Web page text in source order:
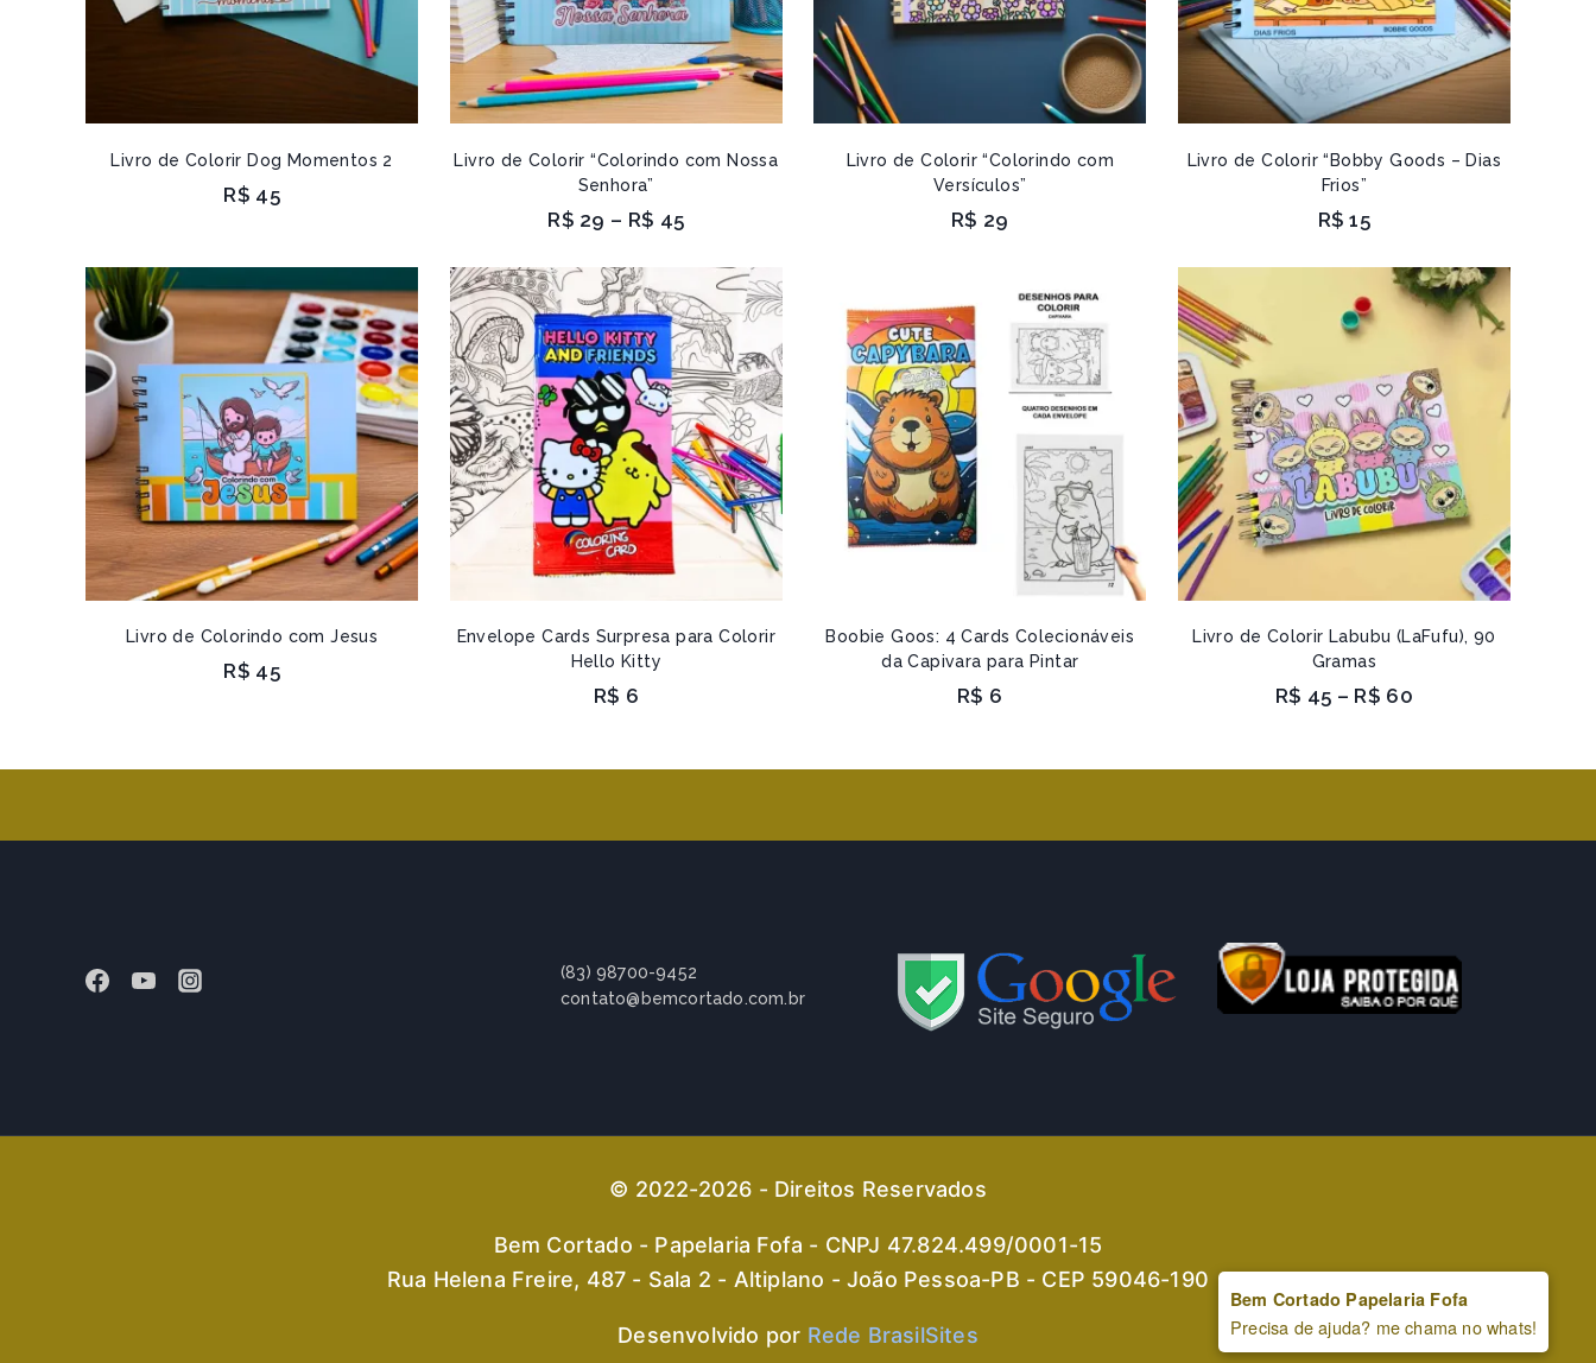
Livro de Colorir Dog Momentos 2
R$ 45
Livro de Colorir “Colorindo com Nossa
Senhora”
R$ 29 – R$ 45
Livro de Colorir “Colorindo com
Versículos”
R$ 29
Livro de Colorir “Bobby Goods – Dias
Frios”
R$ 15
Livro de Colorindo com Jesus
R$ 45
Envelope Cards Surpresa para Colorir
Hello Kitty
R$ 6
Boobie Goos: 4 Cards Colecionáveis
da Capivara para Pintar
R$ 6
Livro de Colorir Labubu (LaFufu), 90
Gramas
R$ 45 – R$ 60
(83) 98700-9452
contato@bemcortado.com.br
© 2022-2026 - Direitos Reservados
Bem Cortado - Papelaria Fofa - CNPJ 47.824.499/0001-15
Rua Helena Freire, 487 - Sala 2 - Altiplano - João Pessoa-PB - CEP 59046-190
Desenvolvido por Rede BrasilSites
Bem Cortado Papelaria Fofa
Precisa de ajuda? me chama no whats!